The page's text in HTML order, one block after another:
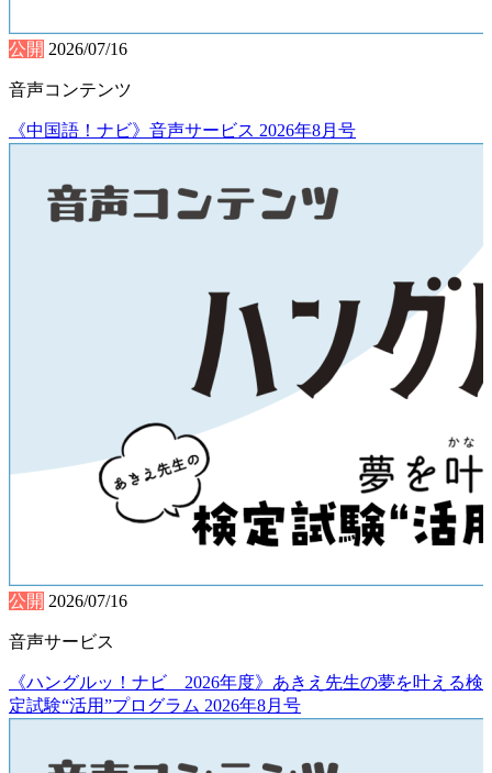
公開 2026/07/16
音声コンテンツ
《中国語！ナビ》音声サービス 2026年8月号
公開 2026/07/16
音声サービス
《ハングルッ！ナビ 2026年度》あきえ先生の夢を叶える検
定試験“活用”プログラム 2026年8月号